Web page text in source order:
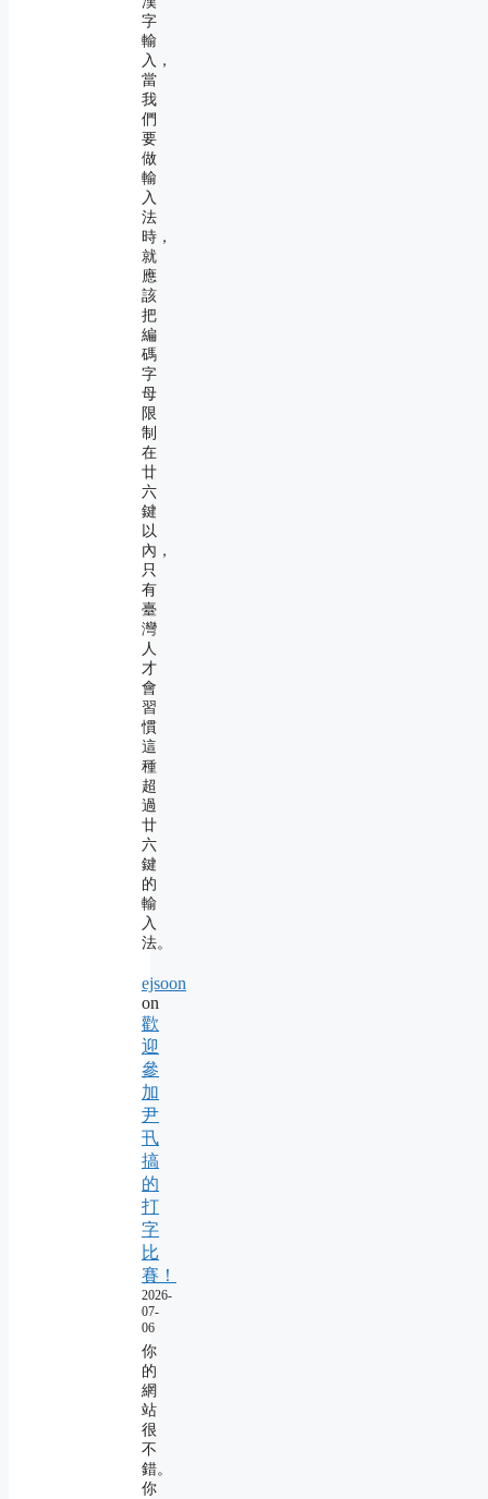
字
輸
入，
當
我
們
要
做
輸
入
法
時，
就
應
該
把
編
碼
字
母
限
制
在
廿
六
鍵
以
內，
只
有
臺
灣
人
才
會
習
慣
這
種
超
過
廿
六
鍵
的
輸
入
法。
ejsoon
on
歡
迎
參
加
尹
卂
搞
的
打
字
比
賽！
2026-
07-
06
你
的
網
站
很
不
錯。
你